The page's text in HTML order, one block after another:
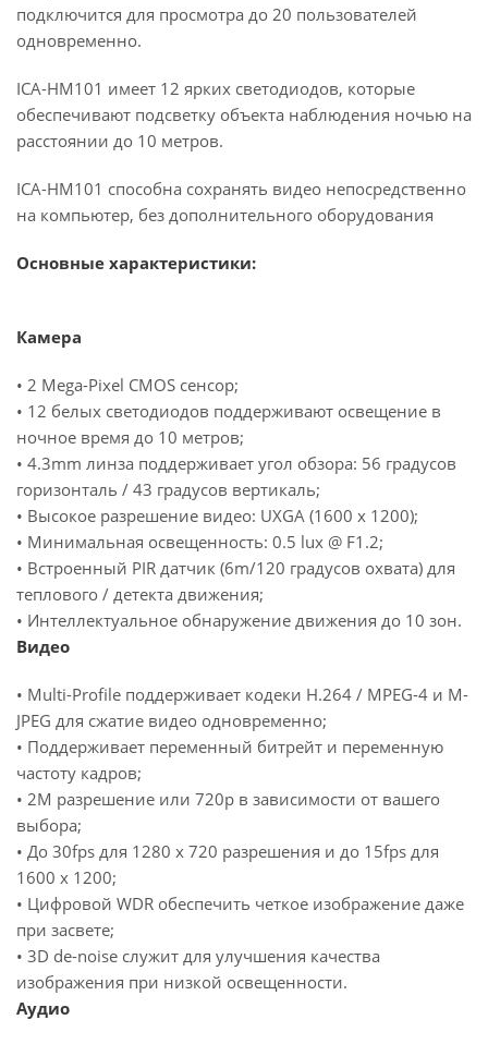
подключится для просмотра до 20 пользователей
одновременно.
ICA-HM101 имеет 12 ярких светодиодов, которые
обеспечивают подсветку объекта наблюдения ночью на
расстоянии до 10 метров.
ICA-HM101 способна сохранять видео непосредственно
на компьютер, без дополнительного оборудования
Основные характеристики:
Камера
• 2 Mega-Pixel CMOS сенсор;
• 12 белых светодиодов поддерживают освещение в
ночное время до 10 метров;
• 4.3mm линза поддерживает угол обзора: 56 градусов
горизонталь / 43 градусов вертикаль;
• Высокое разрешение видео: UXGA (1600 x 1200);
• Минимальная освещенность: 0.5 lux @ F1.2;
• Встроенный PIR датчик (6m/120 градусов охвата) для
теплового / детекта движения;
• Интеллектуальное обнаружение движения до 10 зон.
Видео
• Multi-Profile поддерживает кодеки H.264 / MPEG-4 и M-
JPEG для сжатие видео одновременно;
• Поддерживает переменный битрейт и переменную
частоту кадров;
• 2M разрешение или 720p в зависимости от вашего
выбора;
• До 30fps для 1280 x 720 разрешения и до 15fps для
1600 x 1200;
• Цифровой WDR обеспечить четкое изображение даже
при засвете;
• 3D de-noise служит для улучшения качества
изображения при низкой освещенности.
Аудио